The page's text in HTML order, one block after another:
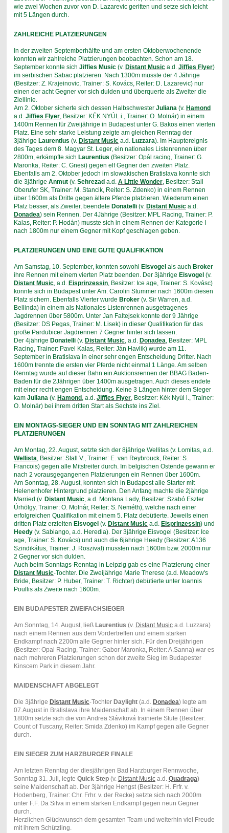
wie zwei Wochen zuvor von D. Lazarevic geritten und setze sich leicht
mit 5 Längen durch.
ZAHLREICHE PLATZIERUNGEN
In der zweiten Septemberhälfte und am ersten Oktoberwochenende
konnten wir zahlreiche Platzierungen beobachten. Schon am 18.
September konnte sich Jiffies Music(v. Distant Music a.d. Jiffies Flyer)
im serbischen Sabac platzieren. Nach 1300m musste der 4 Jährige
(Besitzer: Z. Krajeinovic, Trainer: S. Kovács, Reiter: D. Lazarevic) nur
einen der acht Gegner vor sich dulden und überquerte als Zweiter die
Ziellinie.
Am 2. Oktober sicherte sich dessen Halbschwester Juliana (v. Hamond
a.d. Jiffies Flyer, Besitzer: KÉK NYÚL i., Trainer: O. Molnár) in einem
1400m Rennen für Zweijährige in Budapest unter G. Bakos einen vierten
Platz. Eine sehr starke Leistung zeigte am gleichen Renntag der
3jährige Laurentius (v. Distant Music a.d. Luzzara). Im Hauptereignis
des Tages dem 8. Magyar St. Leger, ein nationales Listenrennen über
2800m, erkämpfte sich Laurentius (Besitzer: Opál racing, Trainer: G.
Maronka, Reiter: C. Gnesi) gegen elf Gegner den zweiten Platz.
Ebenfalls am 2. Oktober jedoch im slowakischen Bratislava konnte sich
die 3jährige Anmut(v. Sehrezada.d. A Little Wonder, Besitzer: Stall
Oberufer SK, Trainer: M. Stancik, Reiter: S. Zdenko) in einem Rennen
über 1600m als Dritte gegen ältere Pferde platzieren. Wiederum einen
Platz besser, als Zweiter, beendete Donatelli(v. Distant Music a.d.
Donadea) sein Rennen. Der 4Jährige (Besitzer: MPL Racing, Trainer: P.
Kalas, Reiter: P. Hodán) musste sich in einem Rennen der Kategorie I
nach 1800m nur einem Gegner mit Kopf geschlagen geben.
PLATZIERUNGEN UND EINE GUTE QUALIFIKATION
Am Samstag, 10. September, konnten sowohl Eisvogelals auch Broker
ihre Rennen mit einem vierten Platz beenden. Der 3jährige Eisvogel(v.
Distant Music, a.d. Eisprinzessin, Besitzer: Ice age, Trainer: S. Kovásc)
konnte sich in Budapest unter Am. Carolin Stummer nach 1600m diesen
Platz sichern. Ebenfalls Vierter wurde Broker(v. Sir Warren, a.d.
Bellinda) in einem als Nationales Listenrennen ausgetragenes
Jagdrennen über 5800m. Unter Jan Faltejsek konnte der 9 Jährige
(Besitzer: DS Pegas, Trainer: M. Lisek) in dieser Qualifikation für das
große Pardubicer Jagdrennen 7 Gegner hinter sich lassen.
Der 4jährige Donatelli(v. Distant Music, a.d. Donadea , Besitzer: MPL
Racing, Trainer: Pavel Kalas, Reiter: Ján Havlik) wurde am 11.
September in Bratislava in einer sehr engen Entscheidung Dritter. Nach
1600m trennte die ersten vier Pferde nicht einmal 1 Länge. Am selben
Renntag wurde auf dieser Bahn ein Auktionsrennen der BBAG Baden-
Baden für die 2Jährigen über 1400m ausgetragen. Auch dieses endete
mit einer recht engen Entscheidung. Keine 3 Längen hinter dem Sieger
kam Juliana (v. Hamond, a.d. Jiffies Flyer, Besitzer: Kék Nyúl i., Trainer:
O. Molnár) bei ihrem dritten Start als Sechste ins Ziel.
EIN MONTAGS-SIEGER UND EIN SONNTAG MIT ZAHLREICHEN
PLATZIERUNGEN
Am Montag, 22. August, setzte sich der 8jährige Wellitas (v. Lomitas, a.d.
Wellista , Besitzer: Stall V., Trainer: E. van Reybrouck, Reiter: S.
Francois) gegen alle Mitstreiter durch. Im belgischen Ostende gewann er
nach 2 vorausgegangenen Platzierungen ein Rennen über 1600m.
Am Sonntag, 28. August, konnten sich in Budapest alle Starter mit
Helenenhofer Hintergrund platzieren. Den Anfang machte die 2jährige
Married (v. Distant Music, a.d. Montana Lady, Besitzer: Szabó Eszter
Úrhölgy, Trainer: O. Molnár, Reiter: S. Neméth), welche nach einer
erfolgreichen Qualifikation mit einem 5. Platz debütierte. Jeweils einen
dritten Platz erzielten Eisvogel(v. Distant Music a.d. Eisprinzessin) und
Heedy(v. Sabiango, a.d. Heredia). Der 3jährige Eisvogel (Besitzer: Ice
age, Trainer: S. Kovács) und auch die 6jährige Heedy (Besitzer: A136
Szindikátus, Trainer: J. Roszival) mussten nach 1600m bzw. 2000m nur
2 Gegner vor sich dulden.
Auch beim Sonntags-Renntag in Leipzig gab es eine Platzierung einer
Distant Music-Tochter. Die Zweijährige Marie Therese (a.d. Meadow's
Bride, Besitzer: P. Huber, Trainer: T. Richter) debütierte unter Ioannis
Poullis als Zweite nach 1600m.
EIN BUDAPESTER ZWEIFACHSIEGER
Am Sonntag, 14. August, ließ Laurentius (v. Distant Musica.d. Luzzara)
nach einem Rennen aus dem Vordertreffen und einem starken
Endkampf nach 2200m alle Gegner hinter sich. Für den Dreijährigen
(Besitzer: Opal Racing, Trainer: Gabor Maronka, Reiter: A.Sanna) war es
nach mehreren Platzierungen schon der zweite Sieg im Budapester
Kinscem Park in diesem Jahr.
MAIDENSCHAFT ABGELEGT
Die 3jährige Distant Music-Tochter Daylight(a.d. Donadea) legte am
07.August in Bratislava ihre Maidenschaft ab. In einem Rennen über
1800m setzte sich die von Andrea Sláviková trainierte Stute (Besitzer:
Count of Tuscany, Reiter: Smida Zdenko) im Kampf gegen alle Gegner
durch.
EIN SIEGER ZUM HARZBURGER FINALE
Am letzten Renntag der diesjährigen Bad Harzburger Rennwoche,
Sonntag 31. Juli, legte Quick Step(v. Distant Musica.d. Quadraga)
seine Maidenschaft ab. Der 3jährige Hengst (Besitzer: H. Frfr. v.
Hodenberg, Trainer: Chr. Frhr. v. der Recke) setzte sich nach 2000m
unter F.F. Da Silva in einem starken Endkampf gegen neun Gegner
durch.
Herzlichen Glückwunsch dem gesamten Team und weiterhin viel Freude
mit ihrem Schützling.